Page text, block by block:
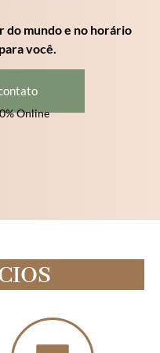
do mundo e no horário
você.
Online